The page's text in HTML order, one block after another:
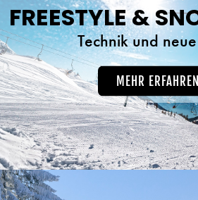
FREESTYLE &
Technik und
MEHR ERFAHREN